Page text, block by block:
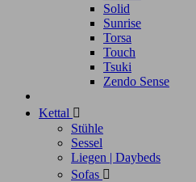
Solid
Sunrise
Torsa
Touch
Tsuki
Zendo Sense
Kettal 
Stühle
Sessel
Liegen | Daybeds
Sofas 